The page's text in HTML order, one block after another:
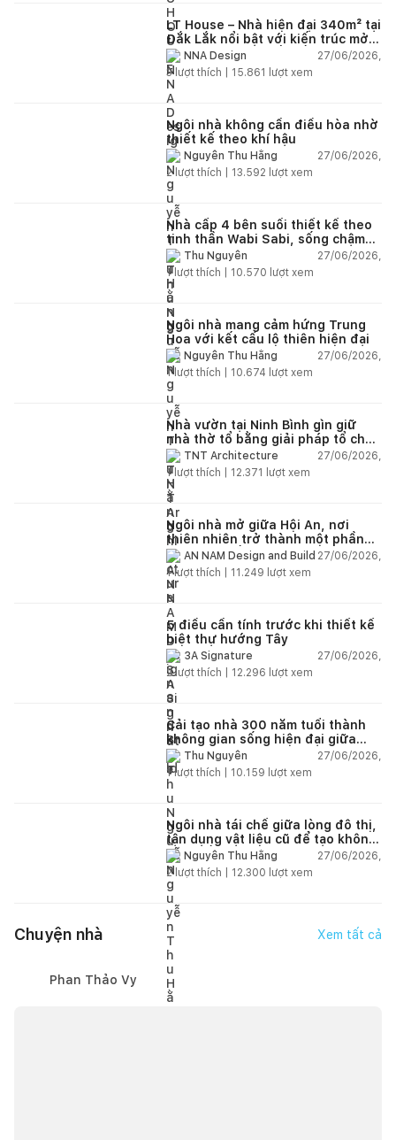
LT House – Nhà hiện đại 340m² tại
Đắk Lắk nổi bật với kiến trúc mở
và hệ sân vườn kết nối thiên
nhiên
NNA Design
27/06/2026,
3lượt thích | 15.861 lượt xem
Ngôi nhà không cần điều hòa nhờ
thiết kế theo khí hậu
Nguyễn Thu Hằng
27/06/2026,
2lượt thích | 13.592 lượt xem
Nhà cấp 4 bên suối thiết kế theo
tinh thần Wabi Sabi, sống chậm
giữa thiên nhiên
Thu Nguyễn
27/06/2026,
1lượt thích | 10.570 lượt xem
Ngôi nhà mang cảm hứng Trung
Hoa với kết cấu lộ thiên hiện đại
Nguyễn Thu Hằng
27/06/2026,
1lượt thích | 10.674 lượt xem
Nhà vườn tại Ninh Bình gìn giữ
nhà thờ tổ bằng giải pháp tổ chức
lại không gian
TNT Architecture
27/06/2026,
1lượt thích | 12.371 lượt xem
Ngôi nhà mở giữa Hội An, nơi
thiên nhiên trở thành một phần
của cuộc sống
AN NAM Design and Build 27/06/2026,
1lượt thích | 11.249 lượt xem
5 điều cần tính trước khi thiết kế
biệt thự hướng Tây
3A Signature
27/06/2026,
2lượt thích | 12.296 lượt xem
Cải tạo nhà 300 năm tuổi thành
không gian sống hiện đại giữa
thiên nhiên
Thu Nguyễn
27/06/2026,
1lượt thích | 10.159 lượt xem
Ngôi nhà tái chế giữa lòng đô thị,
tận dụng vật liệu cũ để tạo không
gian sống linh hoạt
Nguyễn Thu Hằng
27/06/2026,
2lượt thích | 12.300 lượt xem
Chuyện nhà Xem tất cả
Phan Thảo Vy